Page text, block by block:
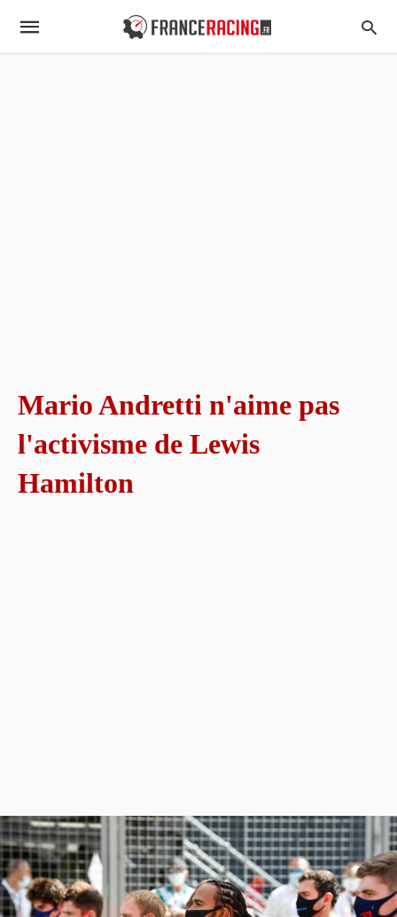
Mario Andretti n'aime pas
l'activisme de Lewis
Hamilton